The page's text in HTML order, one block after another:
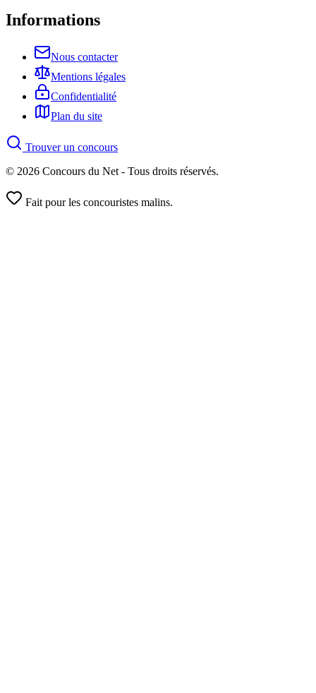
Informations
Nous contacter
Mentions légales
Confidentialité
Plan du site
Trouver un concours
© 2026 Concours du Net - Tous droits réservés.
Fait pour les concouristes malins.